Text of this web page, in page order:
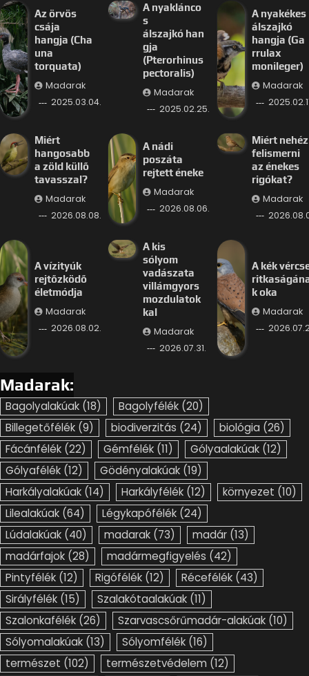
Az örvös
csája
hangja (Cha
una
torquata)
Madarak
2025.03.04.
A nyaklánco
s
álszajkó han
gja
(Pterorhinus
pectoralis)
Madarak
2025.02.25.
A nyakékes
álszajkó
hangja (Ga
rrulax
monileger)
Madarak
Miért
hangosabb
a zöld küllő
tavasszal?
Madarak
2026.08.08.
A nádi
poszáta
rejtett éneke
Madarak
2026.08.06.
Miért nehéz
felismerni
az énekes
rigókat?
Madarak
A vízityúk
rejtőzködő
életmódja
Madarak
2026.08.02.
A kis
sólyom
vadászata
villámgyors
mozdulatok
kal
Madarak
2026.07.31.
A kék
k oka
Madarak
Madarak:
Bagolyalakúak (18) Bagolyfélék (20)
Billegetőfélék (9) biodiverzitás (24) biológia (26)
Fácánfélék (22) Gémfélék (11) Gólyaalakúak (12)
Gólyafélék (12) Gödényalakúak (19)
Harkályalakúak (14) Harkályfélék (12) környezet (10)
Lilealakúak (64) Légykapófélék (24)
Lúdalakúak (40) madarak (73) madár (13)
madárfajok (28) madármegfigyelés (42)
Pintyfélék (12) Rigófélék (12) Récefélék (43)
Sirályfélék (15) Szalakótaalakúak (11)
Szalonkafélék (26) Szarvascsőrűmadár-alakúak (10)
Sólyomalakúak (13) Sólyomfélék (16)
természet (102) természetvédelem (12)